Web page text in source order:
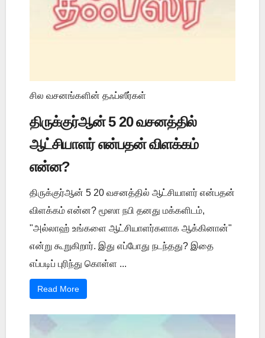
சில வசனங்களின் தஃப்ஸீர்கள்
திருக்குர்ஆன் 5 20 வசனத்தில்
ஆட்சியாளர் என்பதன் விளக்கம்
என்ன?
திருக்குர்ஆன் 5 20 வசனத்தில் ஆட்சியாளர் என்பதன்
விளக்கம் என்ன? மூஸா நபி தனது மக்களிடம்,
"அல்லாஹ் உங்களை ஆட்சியாளர்களாக ஆக்கினான்"
என்று கூறுகிறார். இது எப்போது நடந்தது? இதை
எப்படிப் புரிந்து கொள்ள ...
Read More